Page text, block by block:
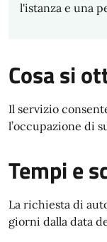
l'istanza e una
Cosa si
Il servizio
l’occupazione di
Tempi e
La richiesta di
giorni dalla data